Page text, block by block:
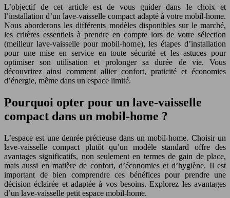
L’objectif de cet article est de vous guider dans le choix et
l’installation d’un lave-vaisselle compact adapté à votre mobil-home.
Nous aborderons les différents modèles disponibles sur le marché,
les critères essentiels à prendre en compte lors de votre sélection
(meilleur lave-vaisselle pour mobil-home), les étapes d’installation
pour une mise en service en toute sécurité et les astuces pour
optimiser son utilisation et prolonger sa durée de vie. Vous
découvrirez ainsi comment allier confort, praticité et économies
d’énergie, même dans un espace limité.
Pourquoi opter pour un lave-vaisselle
compact dans un mobil-home ?
L’espace est une denrée précieuse dans un mobil-home. Choisir un
lave-vaisselle compact plutôt qu’un modèle standard offre des
avantages significatifs, non seulement en termes de gain de place,
mais aussi en matière de confort, d’économies et d’hygiène. Il est
important de bien comprendre ces bénéfices pour prendre une
décision éclairée et adaptée à vos besoins. Explorez les avantages
d’un lave-vaisselle petit espace mobil-home.